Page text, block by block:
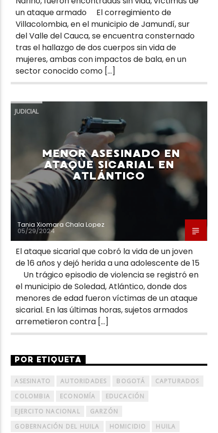
un ataque armado El corregimiento de
Villacolombia, en el municipio de Jamundí, sur
del Valle del Cauca, se encuentra consternado
tras el hallazgo de dos cuerpos sin vida de
mujeres, ambas con impactos de bala, en un
sector conocido como […]
JUDICIAL
MENOR ASESINADO EN
ATAQUE SICARIAL EN
ATLÁNTICO
Tania Xiomara Chala Lopez
05/29/2024
El ataque sicarial que cobró la vida de un joven
de 16 años y dejó herida a una adolescente de 15
Un trágico episodio de violencia se registró en
el municipio de Soledad, Atlántico, donde dos
menores de edad fueron víctimas de un ataque
sicarial. En las últimas horas, sujetos armados
arremetieron contra […]
POR ETIQUETA
ASESINATO AUTORIDADES BOGOTÁ
CAPTURADOS
COLOMBIA
ECONOMÍA
EDUCACIÓN
EJERCITO NACIONAL
GARZÓN
GOBERNACIÓN DEL HUILA
HOMICIDIO
HUILA